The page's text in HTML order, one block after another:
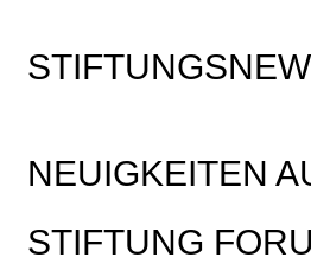
NEUIGKEITEN
STIFTUNG